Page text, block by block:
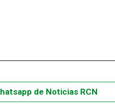
de Noticias RCN